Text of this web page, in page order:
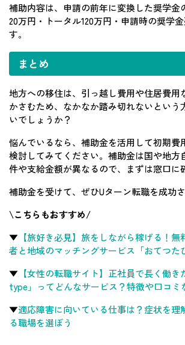
補助内容は、申請の前年に変換した奨学金
20万円・トータル120万円・申請時の奨学
す。
まとめ
地方への移住は、引っ越し費用や住居費用
かさむため、なかなか踏み切れないという
いでしょうか？
悩んでいるなら、補助金を活用して初期費
検討してみてください。補助金は国や地方
件や支給金額が異なるので、まずは窓口に
補助金を受けて、ぜひUターン転職を成功
\こちらもおすすめ/
▼ 【旅好き必見】旅をしながら稼げる！
者と地域のマッチングサービス「おてつた
▼ 【女性の転職サイト】正社員で長く働
type」ってどんなサービス？特徴や口コミ
▼適応障害に向いている仕事は？症状を理
る職場を選ぼう